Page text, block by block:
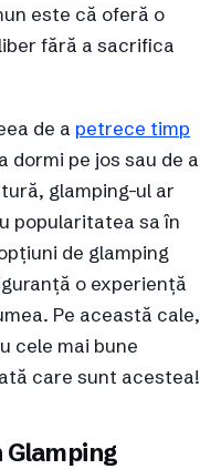
este că oferă o
fără a sacrifica
de a petrece timp
dormi pe jos sau de a
glamping-ul ar
popularitatea sa în
de glamping
o experiență
Pe această cale,
cele mai bune
care sunt acestea!
Glamping